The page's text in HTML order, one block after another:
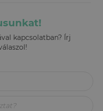
kapcsolatban? Írj